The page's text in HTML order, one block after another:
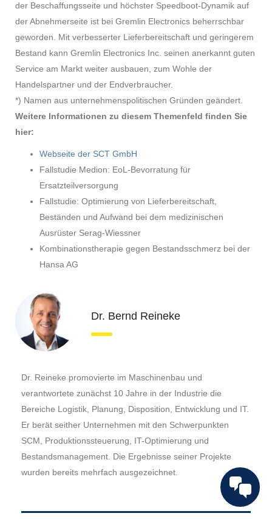
der Beschaffungsseite und höchster Speedboot-Dynamik auf
der Abnehmerseite ist bei Gremlin Electronics beherrschbar
geworden. Mit verbesserter Lieferbereitschaft und geringerem
Bestand kann Gremlin Electronics Inc. seinen anerkannt guten
Service am Markt weiter ausbauen, zum Wohle der
Handelspartner und der Endverbraucher.
*) Namen aus unternehmenspolitischen Gründen geändert.
Weitere Informationen zu diesem Themenfeld finden Sie
hier:
Webseite der SCT GmbH
Fallstudie Medion: EoL-Bevorratung für
Ersatzteilversorgung
Fallstudie: Optimierung von Lieferbereitschaft,
Beständen und Aufwand bei dem medizinischen
Ausrüster Serag-Wiessner
Kombinationstherapie gegen Bestandsschmerz bei der
Hansa AG
Dr. Bernd Reineke
Dr. Reineke promovierte im Maschinenbau und
verantwortete zunächst 10 Jahre in der Industrie die
Bereiche Logistik, Planung, Disposition, Entwicklung und IT.
Er berät seither Unternehmen mit den Schwerpunkten
SCM, Produktionssteuerung, IT-Optimierung und
Bestandsmanagement. Die Ergebnisse seiner Projekte
wurden bereits mehrfach ausgezeichnet.